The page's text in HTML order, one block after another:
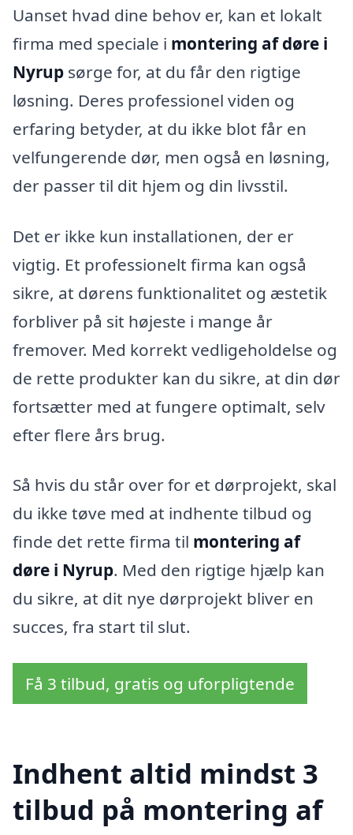
Uanset hvad dine behov er, kan et lokalt
firma med speciale i montering af døre i
Nyrup sørge for, at du får den rigtige
løsning. Deres professionel viden og
erfaring betyder, at du ikke blot får en
velfungerende dør, men også en løsning,
der passer til dit hjem og din livsstil.
Det er ikke kun installationen, der er
vigtig. Et professionelt firma kan også
sikre, at dørens funktionalitet og æstetik
forbliver på sit højeste i mange år
fremover. Med korrekt vedligeholdelse og
de rette produkter kan du sikre, at din dør
fortsætter med at fungere optimalt, selv
efter flere års brug.
Så hvis du står over for et dørprojekt, skal
du ikke tøve med at indhente tilbud og
finde det rette firma til montering af
døre i Nyrup. Med den rigtige hjælp kan
du sikre, at dit nye dørprojekt bliver en
succes, fra start til slut.
Få 3 tilbud, gratis og uforpligtende
Indhent altid mindst 3
tilbud på montering af